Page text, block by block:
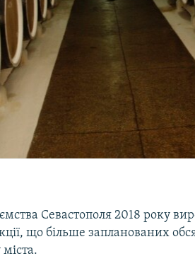
Севастополя 2018 року
що більше запланованих